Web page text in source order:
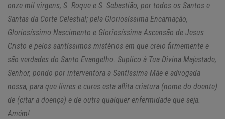
onze mil virgens, S. Roque e S. Sebastião, por todos os Santos e
Santas da Corte Celestial; pela Gloriosíssima Encarnação,
Gloriosíssimo Nascimento e Gloriosíssima Ascensão de Jesus
Cristo e pelos santíssimos mistérios em que creio firmemente e
são verdades do Santo Evangelho. Suplico à Tua Divina Majestade,
Senhor, pondo por interventora a Santíssima Mãe e advogada
nossa, para que livres e cures esta aflita criatura (nome do doente)
de (citar a doença) e de outra qualquer enfermidade que seja.
Amém!